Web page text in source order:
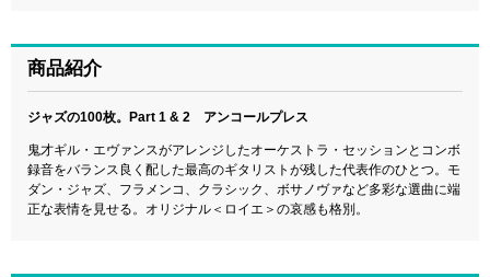
商品紹介
ジャズの100枚。Part 1 & 2 アンコールプレス
鬼才ギル・エヴァンスがアレンジしたオーケストラ・セッションとコンボ
録音をバランス良く配した最高のギタリストが残した代表作のひとつ。モ
ダン・ジャズ、フラメンコ、クラシック、ボサノヴァなど多彩な選曲に端
正な表情を見せる。オリジナル＜ロイエ＞の哀感も格別。